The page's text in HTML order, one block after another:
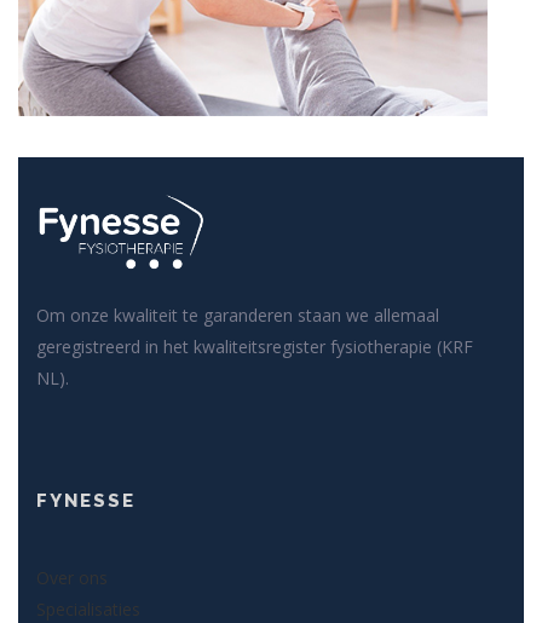
Om onze kwaliteit te garanderen staan we allemaal
geregistreerd in het kwaliteitsregister fysiotherapie (KRF
NL).
FYNESSE
Over ons
Specialisaties